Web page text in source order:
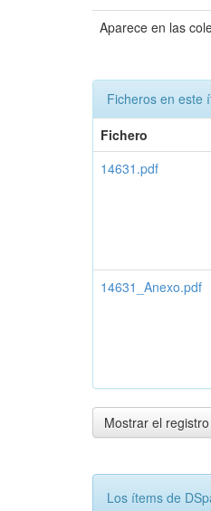
Aparece en las
Ficheros en este
Fichero
14631.pdf
14631_Anexo.pdf
Mostrar el
Los ítems de